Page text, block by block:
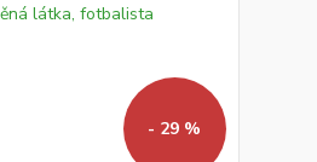
- 29 %